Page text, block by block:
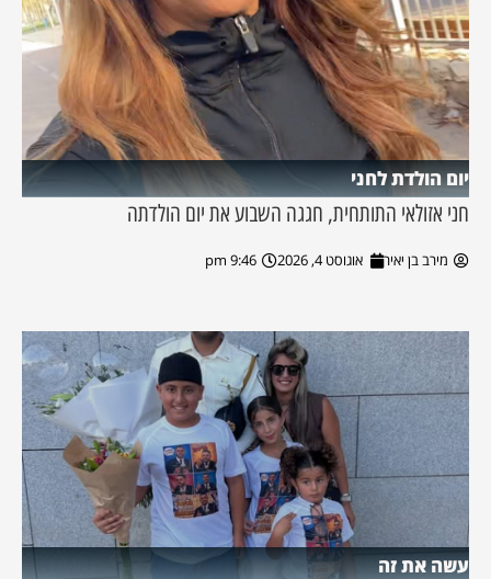
יום הולדת לחני
חני אזולאי התותחית, חגגה השבוע את יום הולדתה
מירב בן יאיר אוגוסט 4, 2026 9:46 pm
עשה את זה